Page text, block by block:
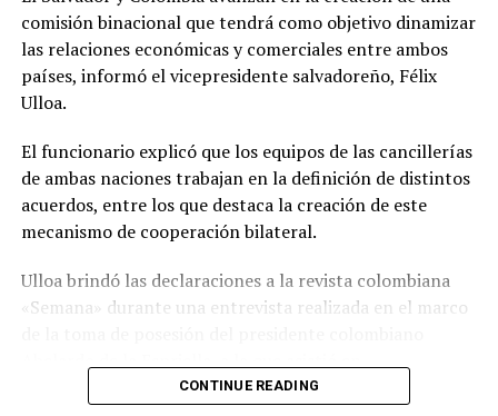
comisión binacional que tendrá como objetivo dinamizar
las relaciones económicas y comerciales entre ambos
países, informó el vicepresidente salvadoreño, Félix
Ulloa.
El funcionario explicó que los equipos de las cancillerías
de ambas naciones trabajan en la definición de distintos
acuerdos, entre los que destaca la creación de este
mecanismo de cooperación bilateral.
Ulloa brindó las declaraciones a la revista colombiana
«Semana» durante una entrevista realizada en el marco
representación del presidente Nayib Bukele.
CONTINUE READING